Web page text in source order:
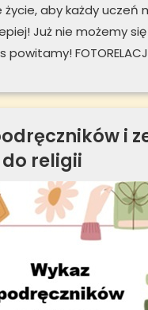
życie, aby każdy uczeń
Już nie możemy
powitamy!
i
religii